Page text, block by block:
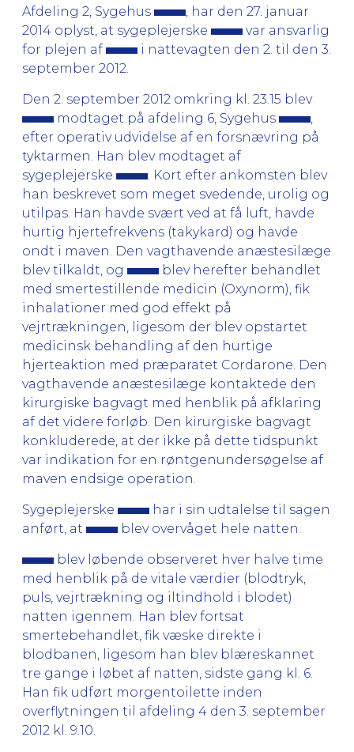
Afdeling 2, Sygehus
, har den 27. januar
2014 oplyst, at sygeplejerske
var ansvarlig
for plejen af
i nattevagten den 2. til den 3.
september 2012.
Den 2. september 2012 omkring kl. 23.15 blev
modtaget på afdeling 6, Sygehus
efter operativ udvidelse af en forsnævring på
tyktarmen. Han blev modtaget af
sygeplejerske
. Kort efter ankomsten blev
han beskrevet som meget svedende, urolig og
utilpas. Han havde svært ved at få luft, havde
hurtig hjertefrekvens (takykard) og havde
ondt i maven. Den vagthavende anæstesilæge
blev tilkaldt, og
blev herefter behandlet
med smertestillende medicin (Oxynorm), fik
inhalationer med god effekt på
vejrtrækningen, ligesom der blev opstartet
medicinsk behandling af den hurtige
hjerteaktion med præparatet Cordarone. Den
vagthavende anæstesilæge kontaktede den
kirurgiske bagvagt med henblik på afklaring
af det videre forløb. Den kirurgiske bagvagt
konkluderede, at der ikke på dette tidspunkt
var indikation for en røntgenundersøgelse af
maven endsige operation.
Sygeplejerske
har i sin udtalelse til sagen
anført, at
blev overvåget hele natten.
blev løbende observeret hver halve time
med henblik på de vitale værdier (blodtryk,
puls, vejrtrækning og iltindhold i blodet)
natten igennem. Han blev fortsat
smertebehandlet, fik væske direkte i
blodbanen, ligesom han blev blæreskannet
tre gange i løbet af natten, sidste gang kl. 6.
Han fik udført morgentoilette inden
overflytningen til afdeling 4 den 3. september
2012 kl. 9.10.